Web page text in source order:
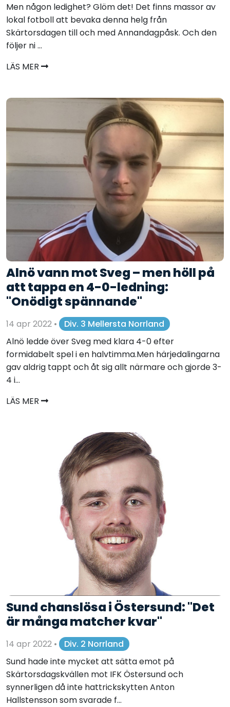
Men någon ledighet? Glöm det! Det finns massor av
lokal fotboll att bevaka denna helg från
Skärtorsdagen till och med Annandagpåsk. Och den
följer ni ...
LÄS MER
Alnö vann mot Sveg – men höll på
att tappa en 4-0-ledning:
"Onödigt spännande"
14 apr 2022 •
Div. 3 Mellersta Norrland
Alnö ledde över Sveg med klara 4-0 efter
formidabelt spel i en halvtimma.Men härjedalingarna
gav aldrig tappt och åt sig allt närmare och gjorde 3-
4 i...
LÄS MER
Sund chanslösa i Östersund: "Det
är många matcher kvar"
14 apr 2022 •
Div. 2 Norrland
Sund hade inte mycket att sätta emot på
Skärtorsdagskvällen mot IFK Östersund och
synnerligen då inte hattrickskytten Anton
Hallstensson som svarade f...